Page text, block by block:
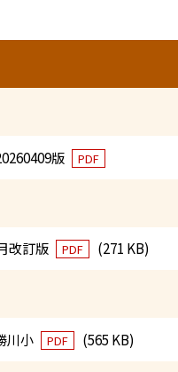
版 PDF
改訂版 PDF (271 KB)
川小 PDF (565 KB)